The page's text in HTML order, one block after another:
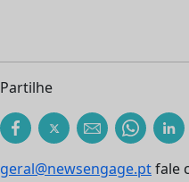
Partilhe
geral@newsengage.ptfale